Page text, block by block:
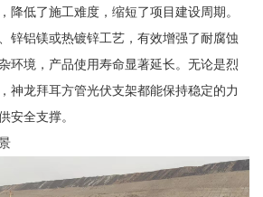
降低了施工难度，缩短了项目建设周期。
锌铝镁或热镀锌工艺，有效增强了耐腐蚀
环境，产品使用寿命显著延长。无论是烈
神龙拜耳方管光伏支架都能保持稳定的力
安全支撑。